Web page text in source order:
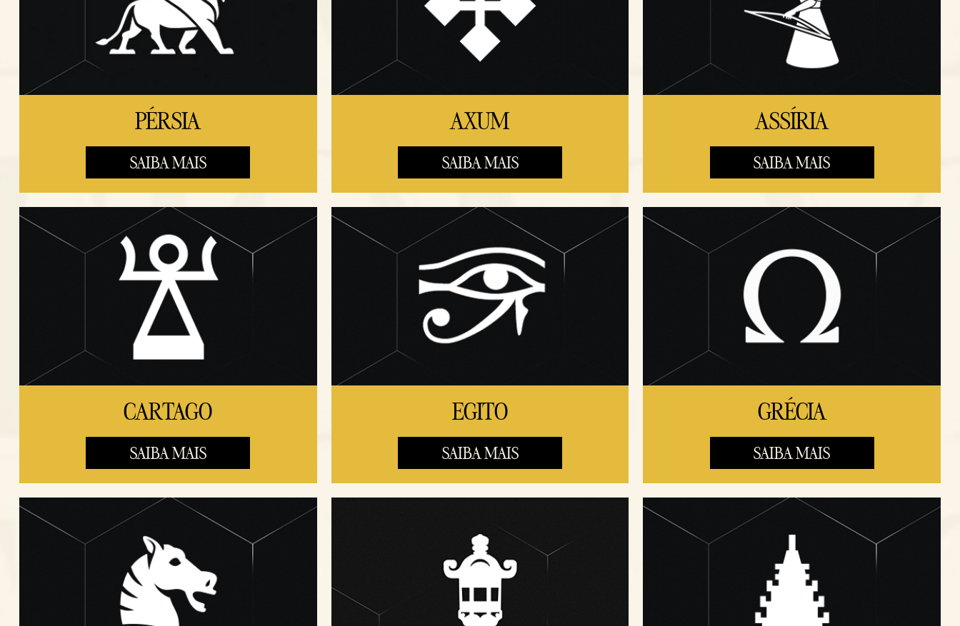
PÉRSIA
SAIBA MAIS
AXUM
SAIBA MAIS
ASSÍRIA
SAIBA MAIS
CARTAGO
SAIBA MAIS
EGITO
SAIBA MAIS
GRÉCIA
SAIBA MAIS